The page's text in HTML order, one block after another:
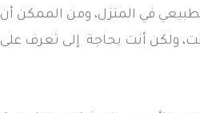
في المنزل، ومن الممكن أن
ولكن أنت بحاجة إلى تعرف على